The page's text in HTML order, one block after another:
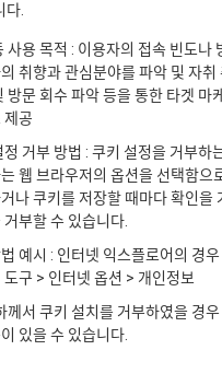
다.
사용 목적 : 이용자의 접속 빈도나
취향과 관심분야를 파악 및 자취
방문 회수 파악 등을 통한 타겟 마
제공
정 거부 방법 : 쿠키 설정을 거부하
웹 브라우저의 옵션을 선택함으
나 쿠키를 저장할 때마다 확인을
부할 수 있습니다.
예시 : 인터넷 익스플로어의 경
도구 > 인터넷 옵션 > 개인정보
께서 쿠키 설치를 거부하였을 경우
있을 수 있습니다.